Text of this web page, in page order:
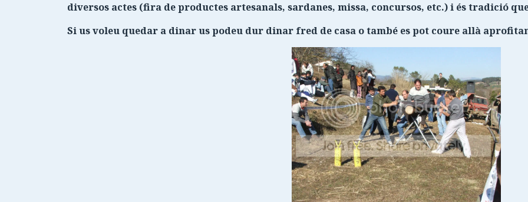
diversos actes (fira de productes artesanals, sardanes, missa, concursos, etc.) i és tradició
Si us voleu quedar a dinar us podeu dur dinar fred de casa o també es pot coure allà